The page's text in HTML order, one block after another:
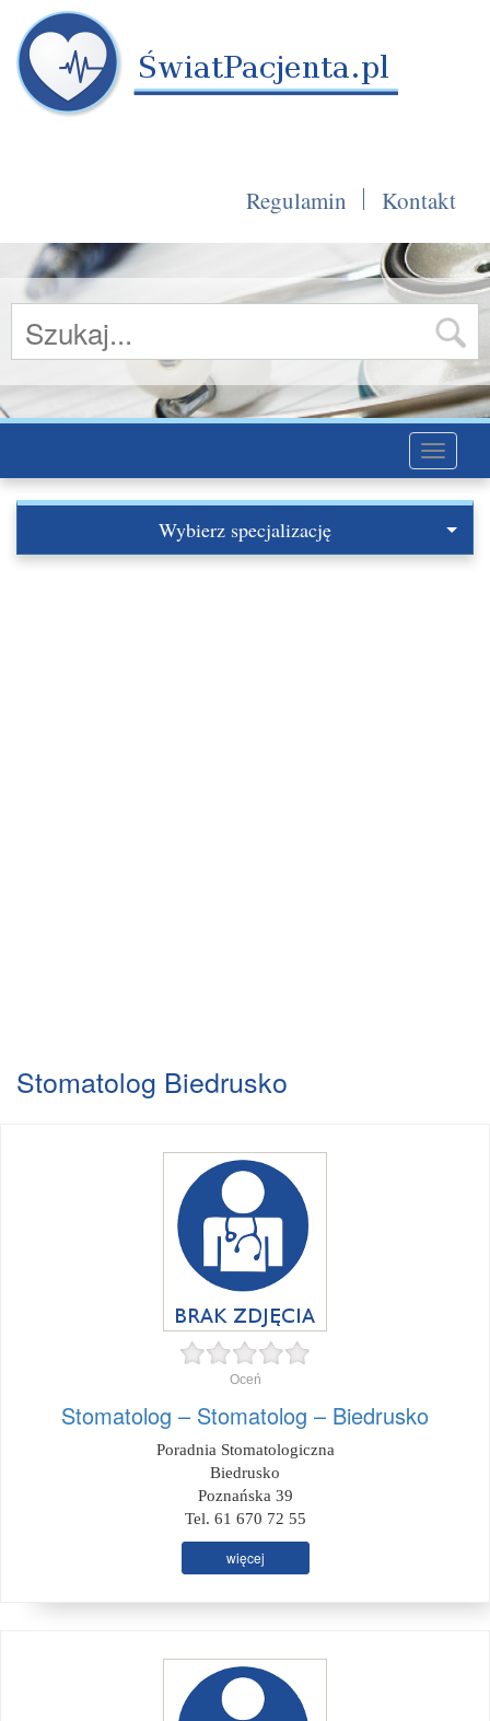
Regulamin Kontakt
Toggle
Wybierz specjalizację
Stomatolog Biedrusko
Oceń
Stomatolog – Stomatolog – Biedrusko
Poradnia Stomatologiczna
Biedrusko
Poznańska 39
Tel. 61 670 72 55
więcej